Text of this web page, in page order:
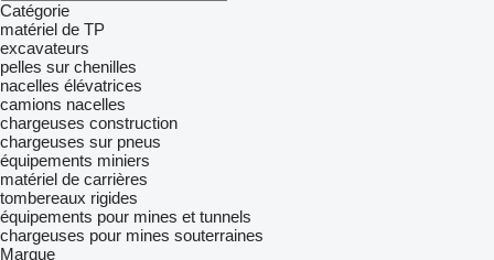
Catégorie
matériel de TP
excavateurs
pelles sur chenilles
nacelles élévatrices
camions nacelles
chargeuses construction
chargeuses sur pneus
équipements miniers
matériel de carrières
tombereaux rigides
équipements pour mines et tunnels
chargeuses pour mines souterraines
Marque